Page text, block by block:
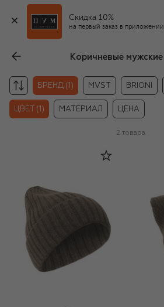
Скидка 10%
на первый заказ в приложении
БРЕНД (1) MVST BRIONI
ЦВЕТ (1) МАТЕРИАЛ ЦЕНА
2 товара